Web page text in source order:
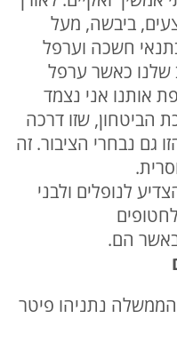
ביבשה, מעל
חשכה וערפל
שלנו כאשר ערפל
אותנו אני נצמד
הביטחון, שזו דרכה
גם נבחרי הציבור. זה
לנופלים ולבני
הם.
הממשלה נתניהו פיטר